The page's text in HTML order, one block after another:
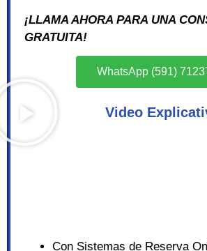
¡LLAMA AHORA PARA UNA
GRATUITA!
WhatsApp (591)
Video
Con Sistemas de Reserva